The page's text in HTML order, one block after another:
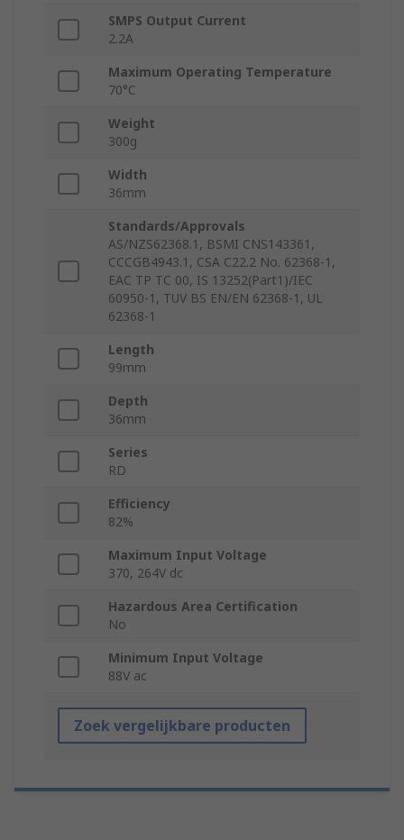
SMPS Output Current
2.2A
Maximum Operating Temperature
70°C
Weight
300g
Width
36mm
Standards/Approvals
AS/NZS62368.1, BSMI CNS143361,
CCCGB4943.1, CSA C22.2 No. 62368-1,
EAC TP TC 00, IS 13252(Part1)/IEC
60950-1, TUV BS EN/EN 62368-1, UL
62368-1
Length
99mm
Depth
36mm
Series
RD
Efficiency
82%
Maximum Input Voltage
370, 264V dc
Hazardous Area Certification
No
Minimum Input Voltage
88V ac
Zoek vergelijkbare producten